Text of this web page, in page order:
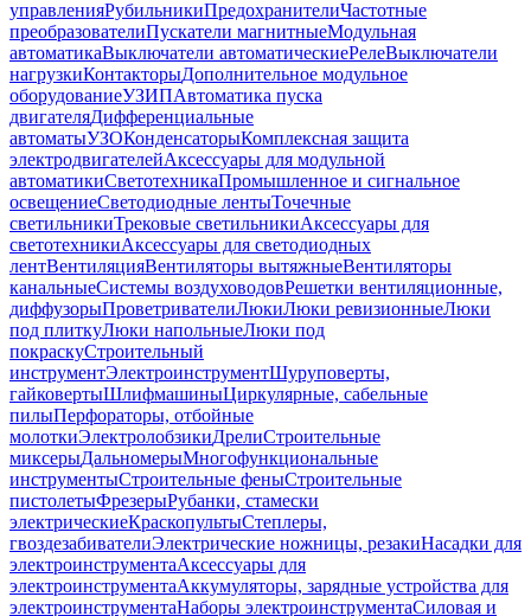
управленияРубильникиПредохранителиЧастотные
преобразователиПускатели магнитныеМодульная
автоматикаВыключатели автоматическиеРелеВыключатели
нагрузкиКонтакторыДополнительное модульное
оборудованиеУЗИПАвтоматика пуска
двигателяДифференциальные
автоматыУЗОКонденсаторыКомплексная защита
электродвигателейАксессуары для модульной
автоматикиСветотехникаПромышленное и сигнальное
освещениеСветодиодные лентыТочечные
светильникиТрековые светильникиАксессуары для
светотехникиАксессуары для светодиодных
лентВентиляцияВентиляторы вытяжныеВентиляторы
канальныеСистемы воздуховодовРешетки вентиляционные,
диффузорыПроветривателиЛюкиЛюки ревизионныеЛюки
под плиткуЛюки напольныеЛюки под
покраскуСтроительный
инструментЭлектроинструментШуруповерты,
гайковертыШлифмашиныЦиркулярные, сабельные
пилыПерфораторы, отбойные
молоткиЭлектролобзикиДрелиСтроительные
миксерыДальномерыМногофункциональные
инструментыСтроительные феныСтроительные
пистолетыФрезерыРубанки, стамески
электрическиеКраскопультыСтеплеры,
гвоздезабивателиЭлектрические ножницы, резакиНасадки для
электроинструментаАксессуары для
электроинструментаАккумуляторы, зарядные устройства для
электроинструментаНаборы электроинструментаСиловая и